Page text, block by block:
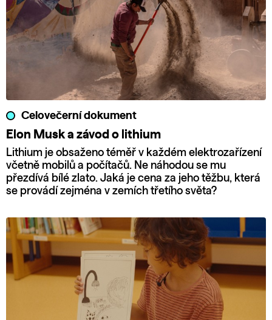
Celovečerní dokument
Elon Musk a závod o lithium
Lithium je obsaženo téměř v každém elektrozařízení
včetně mobilů a počítačů. Ne náhodou se mu
přezdívá bílé zlato. Jaká je cena za jeho těžbu, která
se provádí zejména v zemích třetího světa?